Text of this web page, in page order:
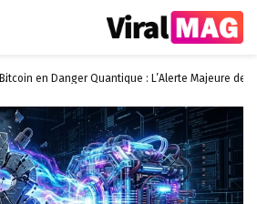
Bitcoin en Danger Quantique : L’Alerte Majeure de